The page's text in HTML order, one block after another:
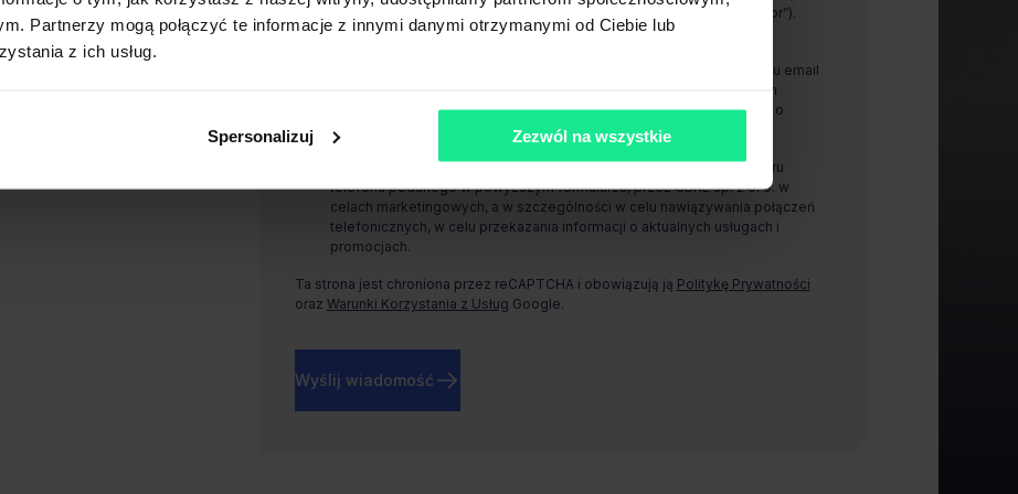
Partnerzy mogą połączyć te informacje z innymi danymi otrzymanymi od Ciebie lub
z ich usług.
Spersonalizuj Zezwól na wszystkie
Warszawie, Rondo Daszyńskiego 1, 00-843 Warszawa (dalej „Administrator”).
Wyrażam zgodę, na przetwarzanie i wykorzystywanie mojego adresu email
podanego w powyższym formularzu, przez CBRE sp. z o. o. w celach
marketingowych, a w szczególności w celu otrzymywania informacji o
aktualnych usługach i promocjach.
Wyrażam zgodę, na przetwarzanie i wykorzystywanie mojego numeru
telefonu podanego w powyższym formularzu, przez CBRE sp. z o. o. w
celach marketingowych, a w szczególności w celu nawiązywania połączeń
telefonicznych, w celu przekazania informacji o aktualnych usługach i
promocjach.
Ta strona jest chroniona przez reCAPTCHA i obowiązują ją Politykę Prywatności
oraz Warunki Korzystania z Usług Google.
Wyślij wiadomość